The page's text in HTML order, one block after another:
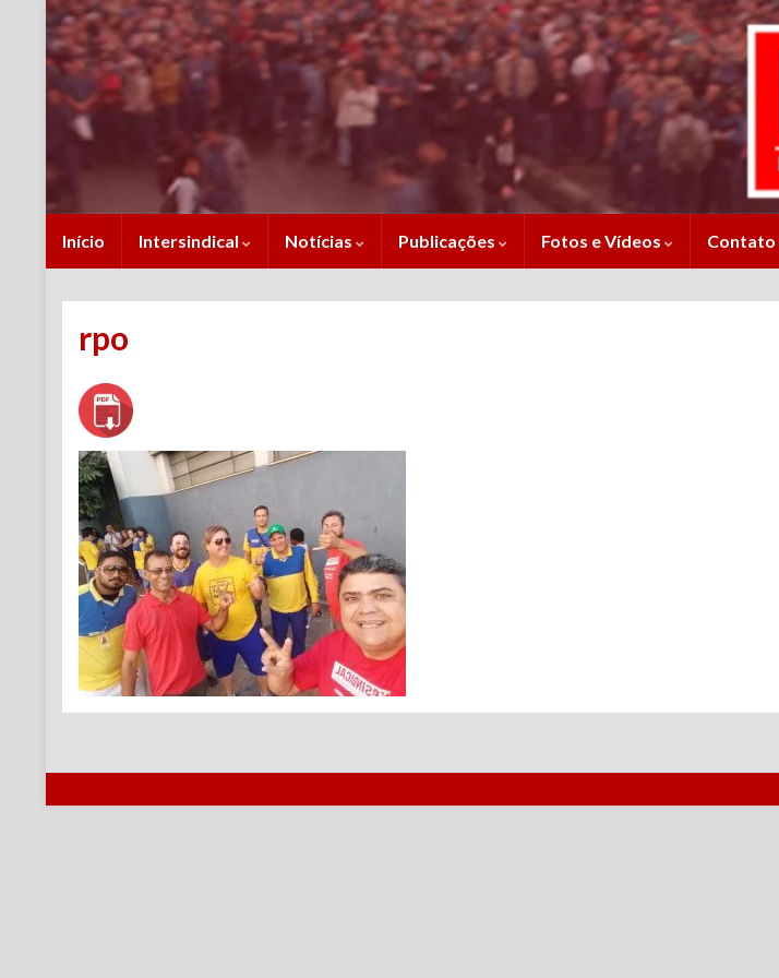
Início Intersindical Notícias Publicações Fotos e Vídeos Contato
rpo